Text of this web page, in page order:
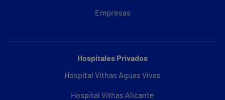
Empresas
Hospitales Privados
Hospital Vithas Aguas Vivas
Hospital Vithas Alicante